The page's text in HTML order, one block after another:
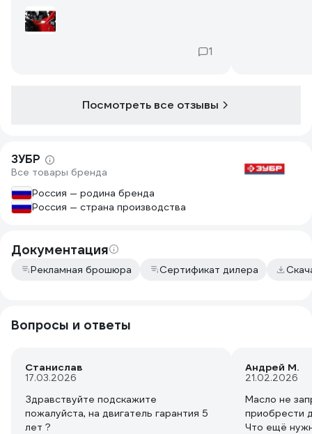
1
Посмотреть все отзывы
ЗУБР
Все товары бренда
Россия — родина бренда
Россия — страна производства
Документация
Рекламная брошюра Сертификат дилера
Вопросы и ответы
Станислав
17.03.2026
Здравствуйте подскажите
пожалуйста, на двигатель гарантия 5
лет ?
Андрей М.
21.02.2026
Масло не
приобрести
Что ещё